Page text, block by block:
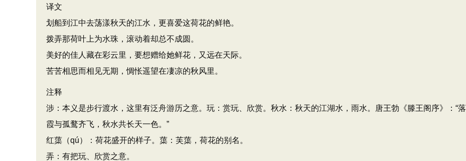
译文
划船到江中去荡漾秋天的江水，更喜爱这荷花的鲜艳。
拨弄那荷叶上为水珠，滚动着却总不成圆。
美好的佳人藏在彩云里，要想赠给她鲜花，又远在天际。
苦苦相思而相见无期，惆怅遥望在凄凉的秋风里。
注释
涉：本义是步行渡水，这里有泛舟游历之意。玩：赏玩、欣赏。秋水：秋天的江湖水，雨水。唐王勃《滕王阁序》：“落
霞与孤鹜齐飞，秋水共长天一色。”
红蕖（qú）：荷花盛开的样子。蕖：芙蕖，荷花的别名。
弄：有把玩、欣赏之意。